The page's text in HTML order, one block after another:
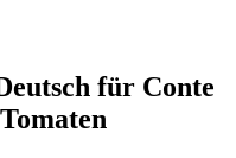
für Conte